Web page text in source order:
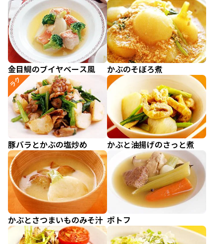
金目鯛のブイヤベース風 かぶのそぼろ煮
ラク
豚バラとかぶの塩炒め かぶと油揚げのさっと煮
かぶとさつまいものみそ汁 ポトフ